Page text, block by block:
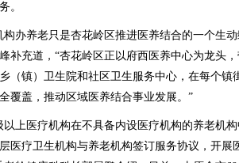
。
养老只是杏花岭区推进医养结合的一个生动
补充道，“杏花岭区正以府西医养中心为龙头
（镇）卫生院和社区卫生服务中心，在每个镇
覆盖，推动区域医养结合事业发展。”
医疗机构在不具备内设医疗机构的养老机构
医疗卫生机构与养老机构签订服务协议，开展